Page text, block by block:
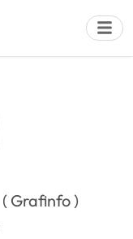
( Grafinfo )